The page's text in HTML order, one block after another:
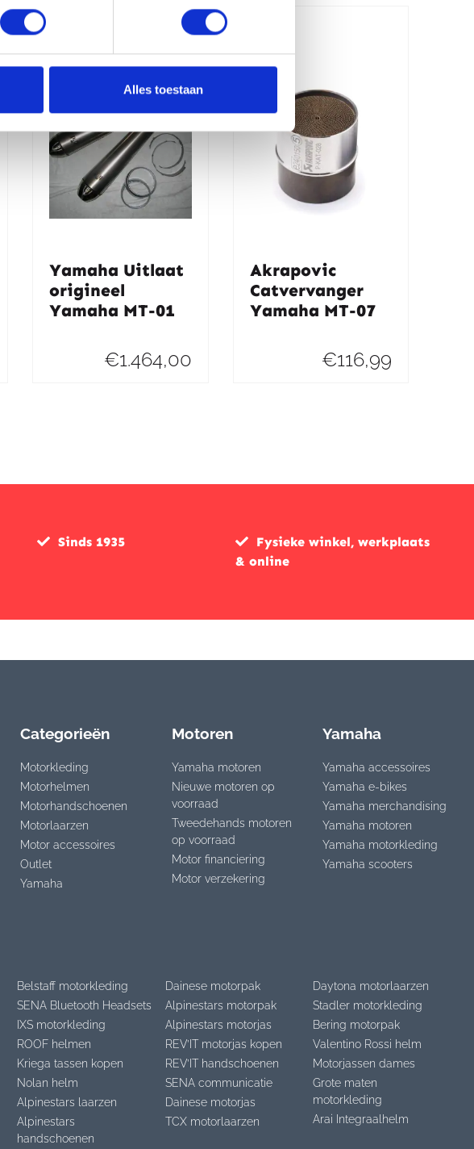
Alles toestaan
Yamaha Uitlaat
origineel
Yamaha MT-01
€1.464,00
Akrapovic
Catvervanger
Yamaha MT-07
€116,99
Sinds 1935
Fysieke winkel, werkplaats
& online
Categorieën
Motorkleding
Motorhelmen
Motorhandschoenen
Motorlaarzen
Motor accessoires
Outlet
Yamaha
Motoren
Yamaha motoren
Nieuwe motoren op
voorraad
Tweedehands motoren
op voorraad
Motor financiering
Motor verzekering
Yamaha
Yamaha accessoires
Yamaha e-bikes
Yamaha merchandising
Yamaha motoren
Yamaha motorkleding
Yamaha scooters
Belstaff motorkleding
SENA Bluetooth Headsets
IXS motorkleding
ROOF helmen
Kriega tassen kopen
Nolan helm
Alpinestars laarzen
Alpinestars
handschoenen
Dainese motorpak
Alpinestars motorpak
Alpinestars motorjas
REV’IT motorjas kopen
REV’IT handschoenen
SENA communicatie
Dainese motorjas
TCX motorlaarzen
Daytona motorlaarzen
Stadler motorkleding
Bering motorpak
Valentino Rossi helm
Motorjassen dames
Grote maten
motorkleding
Arai Integraalhelm